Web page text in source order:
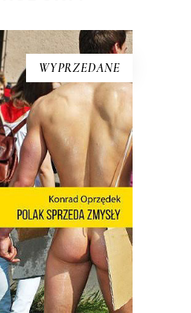
WYPRZEDANE
Oprzędek –
ZMYSŁY
o książce: Wreszcie
siebie! Nie ma o
jak debiut Konrada
ale pogodnych.
przygnębiających.
lat 80. żyło
filmem
„Oto Ameryka”.
nocą w […]